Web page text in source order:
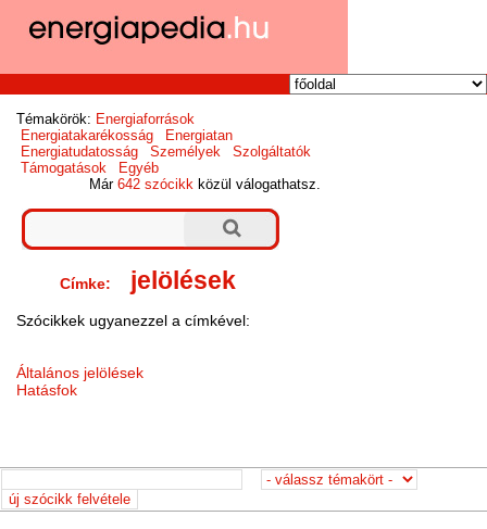
Témakörök: Energiaforrások
Energiatakarékosság
Energiatan
Energiatudatosság
Személyek
Szolgáltatók
Támogatások
Egyéb
Már642 szócikk közül válogathatsz.
Címke: jelölések
Szócikkek ugyanezzel a címkével:
Általános jelölések
Hatásfok